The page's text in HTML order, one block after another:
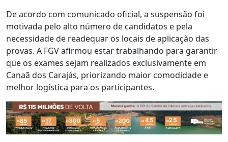
De acordo com comunicado oficial, a suspensão foi
motivada pelo alto número de candidatos e pela
necessidade de readequar os locais de aplicação das
provas. A FGV afirmou estar trabalhando para garantir
que os exames sejam realizados exclusivamente em
Canaã dos Carajás, priorizando maior comodidade e
melhor logística para os participantes.